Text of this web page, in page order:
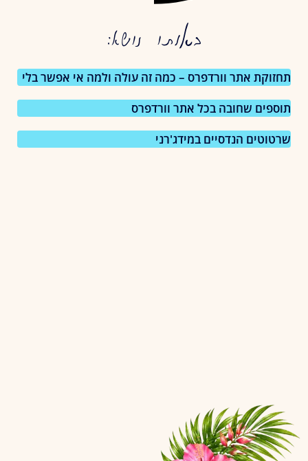
באותו נושא:
תחזוקת אתר וורדפרס – כמה זה עולה ולמה אי אפשר בלי
תוספים שחובה בכל אתר וורדפרס
שרטוטים הנדסיים במידג'רני